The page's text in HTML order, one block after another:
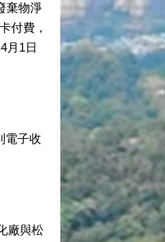
棄物淨
付費，
月1日
電子收
廠與松